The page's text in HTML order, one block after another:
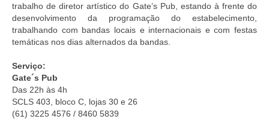
trabalho de diretor artístico do Gate’s Pub, estando à frente do
desenvolvimento da programação do estabelecimento,
trabalhando com bandas locais e internacionais e com festas
temáticas nos dias alternados da bandas.
Serviço:
Gate´s Pub
Das 22h às 4h
SCLS 403, bloco C, lojas 30 e 26
(61) 3225 4576 / 8460 5839